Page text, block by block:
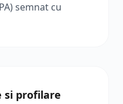
semnat cu
si profilare